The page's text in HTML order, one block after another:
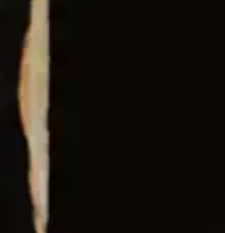
صورة قديمة للسيد هاشم الحداد